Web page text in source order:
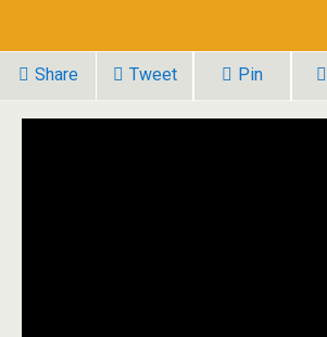
Share Tweet Pin